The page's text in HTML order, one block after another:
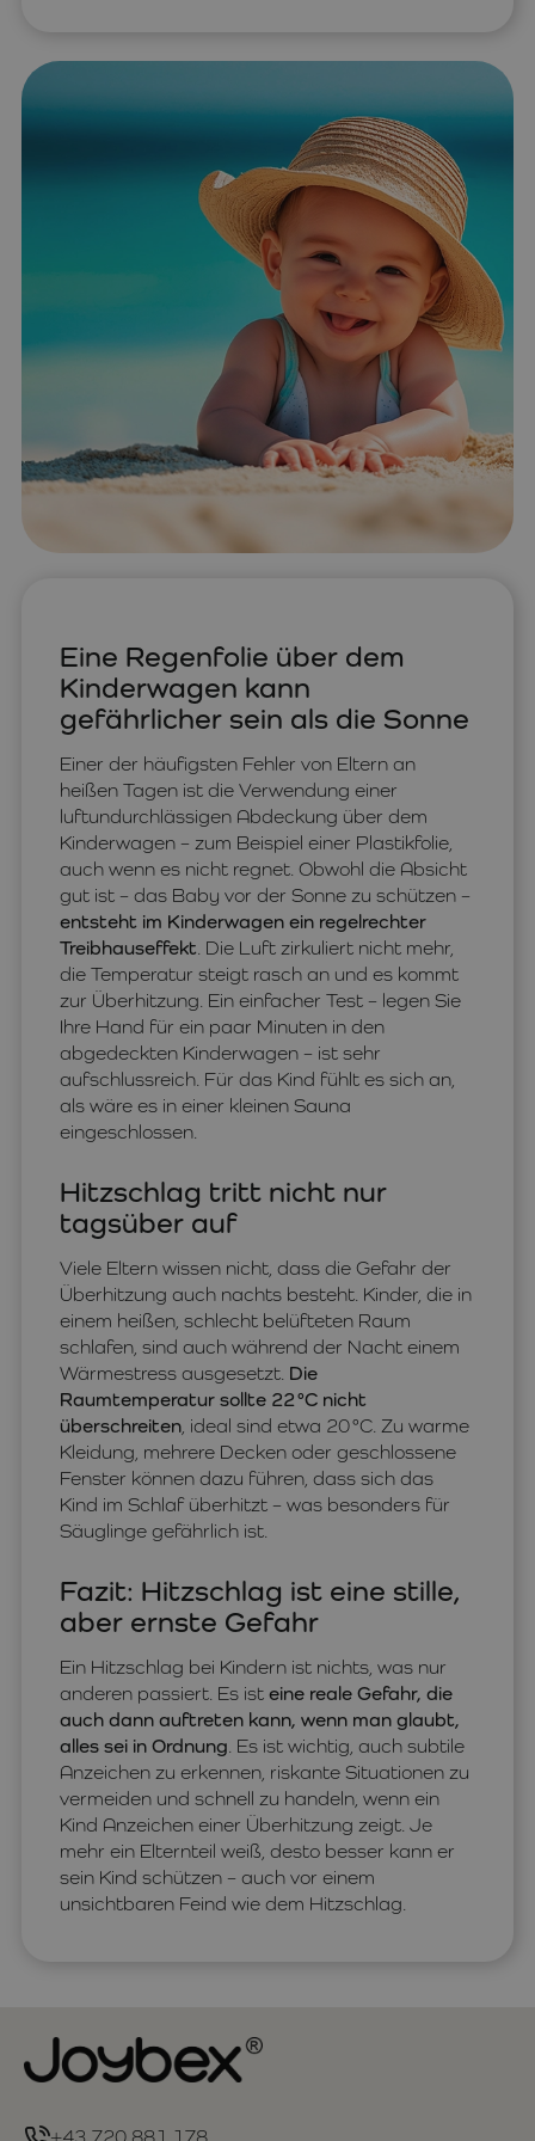
Eine Regenfolie über dem
Kinderwagen kann
gefährlicher sein als die Sonne
Einer der häufigsten Fehler von Eltern an
heißen Tagen ist die Verwendung einer
luftundurchlässigen Abdeckung über dem
Kinderwagen – zum Beispiel einer Plastikfolie,
auch wenn es nicht regnet. Obwohl die Absicht
gut ist – das Baby vor der Sonne zu schützen –
entsteht im Kinderwagen ein regelrechter
Treibhauseffekt. Die Luft zirkuliert nicht mehr,
die Temperatur steigt rasch an und es kommt
zur Überhitzung. Ein einfacher Test – legen Sie
Ihre Hand für ein paar Minuten in den
abgedeckten Kinderwagen – ist sehr
aufschlussreich. Für das Kind fühlt es sich an,
als wäre es in einer kleinen Sauna
eingeschlossen.
Hitzschlag tritt nicht nur
tagsüber auf
Viele Eltern wissen nicht, dass die Gefahr der
Überhitzung auch nachts besteht. Kinder, die in
einem heißen, schlecht belüfteten Raum
schlafen, sind auch während der Nacht einem
Wärmestress ausgesetzt. Die
Raumtemperatur sollte 22 °C nicht
überschreiten, ideal sind etwa 20 °C. Zu warme
Kleidung, mehrere Decken oder geschlossene
Fenster können dazu führen, dass sich das
Kind im Schlaf überhitzt – was besonders für
Säuglinge gefährlich ist.
Fazit: Hitzschlag ist eine stille,
aber ernste Gefahr
Ein Hitzschlag bei Kindern ist nichts, was nur
anderen passiert. Es ist eine reale Gefahr, die
auch dann auftreten kann, wenn man glaubt,
alles sei in Ordnung. Es ist wichtig, auch subtile
Anzeichen zu erkennen, riskante Situationen zu
vermeiden und schnell zu handeln, wenn ein
Kind Anzeichen einer Überhitzung zeigt. Je
mehr ein Elternteil weiß, desto besser kann er
sein Kind schützen – auch vor einem
unsichtbaren Feind wie dem Hitzschlag.